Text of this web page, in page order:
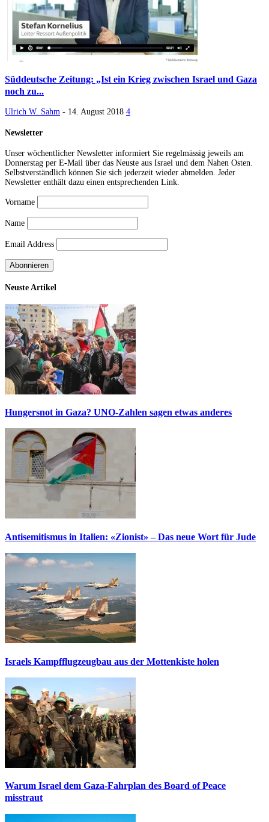
Süddeutsche Zeitung: „Ist ein Krieg zwischen Israel und Gaza
noch zu...
Ulrich W. Sahm - 14. August 2018 4
Newsletter
Unser wöchentlicher Newsletter informiert Sie regelmässig jeweils am
Donnerstag per E-Mail über das Neuste aus Israel und dem Nahen Osten.
Selbstverständlich können Sie sich jederzeit wieder abmelden. Jeder
Newsletter enthält dazu einen entsprechenden Link.
Vorname
Name
Email Address
Neuste Artikel
Hungersnot in Gaza? UNO-Zahlen sagen etwas anderes
Antisemitismus in Italien: «Zionist» – Das neue Wort für Jude
Israels Kampfflugzeugbau aus der Mottenkiste holen
Warum Israel dem Gaza-Fahrplan des Board of Peace
misstraut